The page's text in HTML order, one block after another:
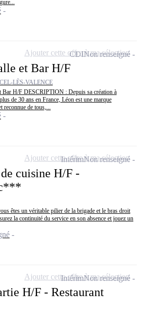
et Bar H/F
LÈS-VALENCE
Bar H/F DESCRIPTION : Depuis sa création à
de 30 ans en France, Léon est une marque
reconnue de tous,...
CDINon renseigné
Ajouter cette offre à ma sélection
cuisine H/F -
êtes un véritable pilier de la brigade et le bras droit
la continuité du service en son absence et jouez un
IntérimNon renseigné
Ajouter cette offre à ma sélection
H/F - Restaurant
IntérimNon renseigné
Ajouter cette offre à ma sélection